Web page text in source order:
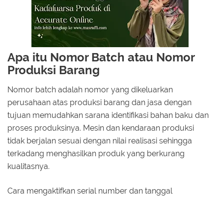
Apa itu Nomor Batch atau Nomor
Produksi Barang
Nomor batch adalah nomor yang dikeluarkan
perusahaan atas produksi barang dan jasa dengan
tujuan memudahkan sarana identifikasi bahan baku dan
proses produksinya. Mesin dan kendaraan produksi
tidak berjalan sesuai dengan nilai realisasi sehingga
terkadang menghasilkan produk yang berkurang
kualitasnya.
Cara mengaktifkan serial number dan tanggal